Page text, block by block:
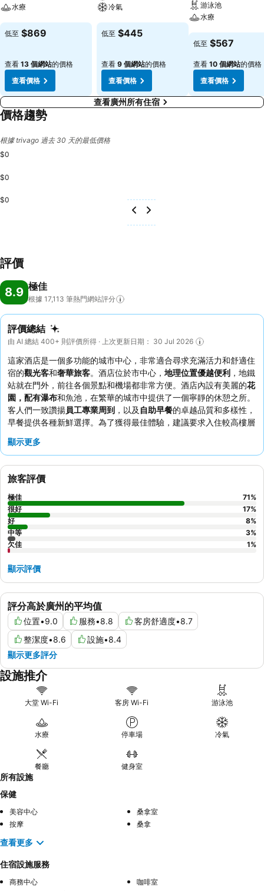
水療
查看價格
低至 $869
查看 13 個網站的價格
查看價格
冷氣
查看價格
低至 $445
查看 9 個網站的價格
查看價格
游泳池
水療
查看價格
低至 $567
查看 10 個網站的價格
查看價格
查看廣州所有住宿
價格趨勢
根據 trivago 過去 30 天的最低價格
$0
$0
$0
評價
8.9 極佳
根據 17,113 筆熱門網站評分
評價總結
由 AI 總結 400+ 則評價所得 · 上次更新日期： 30 Jul 2026
這家酒店是一個多功能的城市中心，非常適合尋求充滿活力和舒適住
宿的觀光客和奢華旅客。酒店位於市中心， 地理位置優越便利 ，地鐵
站就在門外，前往各個景點和機場都非常方便。酒店內設有美麗的花
園，配有瀑布和魚池，在繁華的城市中提供了一個寧靜的休憩之所。
客人們一致讚揚員工專業周到 ，以及 自助早餐的卓越品質和多樣性，
早餐提供各種新鮮選擇。為了獲得最佳體驗，建議要求入住較高樓層
顯示更多
評分高於廣州的平均值
位置•9.0 服務•8.8 客房舒適度•8.7
整潔度•8.6 設施•8.4
顯示更多評分
旅客評價
極佳 71%
很好
17%
好
8%
中等
3%
欠佳
1%
顯示評價
設施推介
大堂 Wi-Fi 客房 Wi-Fi 游泳池
水療 停車場 冷氣
餐廳 健身室
所有設施
保健
美容中心
桑拿室
按摩
桑拿
查看更多
住宿設施服務
商務中心
咖啡室